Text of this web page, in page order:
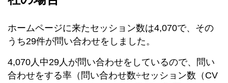
ホームページに来たセッション数は4,070で、その
うち29件が問い合わせをしました。
4,070人中29人が問い合わせをしているので、問い
合わせをする率（問い合わせ数÷セッション数（CV